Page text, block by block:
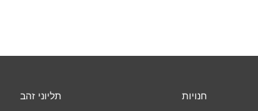
חנויות תליוני זהב